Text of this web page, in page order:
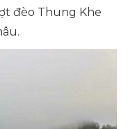
đèo Thung Khe